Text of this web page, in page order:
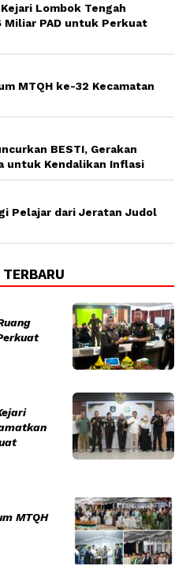
Lombok Tengah
Miliar PAD untuk Perkuat
MTQH ke-32 Kecamatan
BESTI, Gerakan
untuk Kendalikan Inflasi
Pelajar dari Jeratan Judol
MTQH